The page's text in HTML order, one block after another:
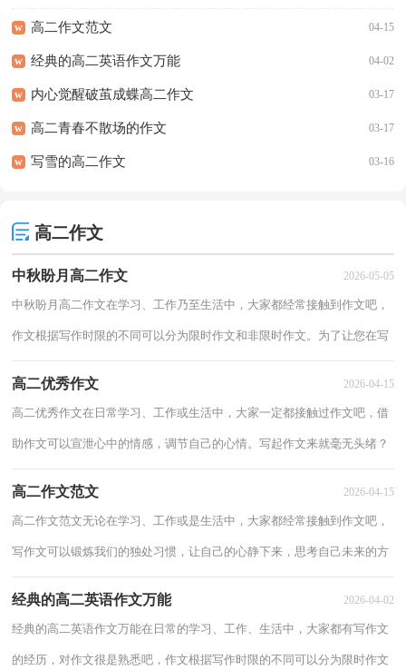
w 高二作文范文 04-15
w 经典的高二英语作文万能 04-02
w 内心觉醒破茧成蝶高二作文 03-17
w 高二青春不散场的作文 03-17
w 写雪的高二作文 03-16
高二作文
中秋盼月高二作文 2026-05-05
中秋盼月高二作文在学习、工作乃至生活中，大家都经常接触到作文吧，
作文根据写作时限的不同可以分为限时作文和非限时作文。为了让您在写
高二优秀作文 2026-04-15
高二优秀作文在日常学习、工作或生活中，大家一定都接触过作文吧，借
助作文可以宣泄心中的情感，调节自己的心情。写起作文来就毫无头绪？
高二作文范文 2026-04-15
高二作文范文无论在学习、工作或是生活中，大家都经常接触到作文吧，
写作文可以锻炼我们的独处习惯，让自己的心静下来，思考自己未来的方
经典的高二英语作文万能 2026-04-02
经典的高二英语作文万能在日常的学习、工作、生活中，大家都有写作文
的经历，对作文很是熟悉吧，作文根据写作时限的不同可以分为限时作文